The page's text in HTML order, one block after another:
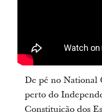
De pé no National
perto do
Constituição dos